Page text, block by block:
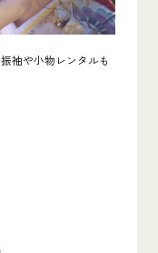
袖や小物レンタルも